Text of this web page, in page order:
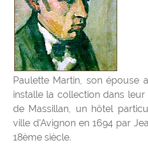
Paulette Martin, son épouse
installe la collection dans
de Massillan, un hôtel
ville d'Avignon en 1694 par
18ème siècle.